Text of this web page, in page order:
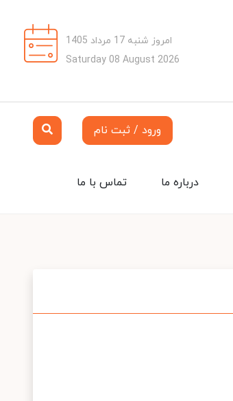
امروز شنبه 17 مرداد 1405
Saturday 08 August 2026
ورود / ثبت نام
تماس با ما درباره ما